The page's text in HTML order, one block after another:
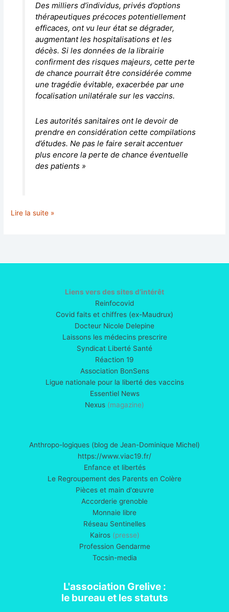
Des milliers d’individus, privés d’options
thérapeutiques précoces potentiellement
efficaces, ont vu leur état se dégrader,
augmentant les hospitalisations et les
décès. Si les données de la librairie
confirment des risques majeurs, cette perte
de chance pourrait être considérée comme
une tragédie évitable, exacerbée par une
focalisation unilatérale sur les vaccins.
Les autorités sanitaires ont le devoir de
prendre en considération cette compilations
d’études. Ne pas le faire serait accentuer
plus encore la perte de chance éventuelle
des patients »
Plus
Lire la suite »
Liens vers des sites d’intérêt
Reinfocovid
Covid faits et chiffres (ex-Maudrux)
Docteur Nicole Delepine
Laissons les médecins prescrire
Syndicat Liberté Santé
Réaction 19
Association BonSens
Ligue nationale pour la liberté des vaccins
Essentiel News
Nexus (magazine)
Anthropo-logiques (blog de Jean-Dominique Michel)
https://www.viac19.fr/
Enfance et libertés
Le Regroupement des Parents en Colère
Pièces et main d'œuvre
Accorderie grenoble
Monnaie libre
Réseau Sentinelles
Kairos(presse)
Profession Gendarme
Tocsin-media
L'association Grelive :
le bureau et les statuts